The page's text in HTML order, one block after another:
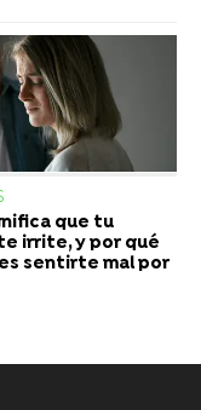
que tu
irrite, y por qué
sentirte mal por